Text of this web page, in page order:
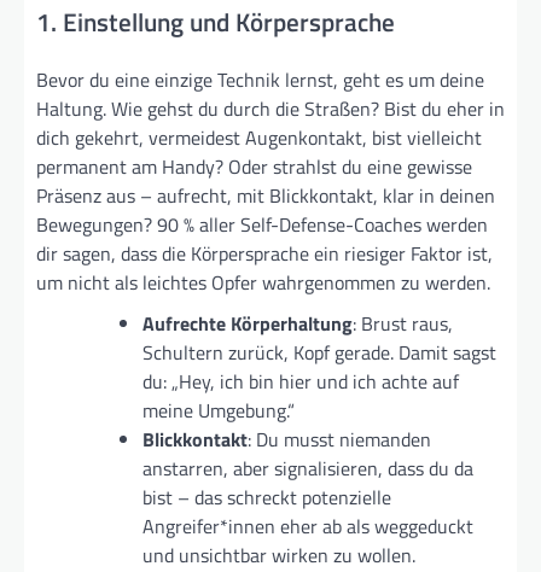
1. Einstellung und Körpersprache
Bevor du eine einzige Technik lernst, geht es um deine
Haltung. Wie gehst du durch die Straßen? Bist du eher in
dich gekehrt, vermeidest Augenkontakt, bist vielleicht
permanent am Handy? Oder strahlst du eine gewisse
Präsenz aus – aufrecht, mit Blickkontakt, klar in deinen
Bewegungen? 90 % aller Self-Defense-Coaches werden
dir sagen, dass die Körpersprache ein riesiger Faktor ist,
um nicht als leichtes Opfer wahrgenommen zu werden.
Aufrechte Körperhaltung: Brust raus,
Schultern zurück, Kopf gerade. Damit sagst
du: „Hey, ich bin hier und ich achte auf
meine Umgebung.“
Blickkontakt: Du musst niemanden
anstarren, aber signalisieren, dass du da
bist – das schreckt potenzielle
Angreifer*innen eher ab als weggeduckt
und unsichtbar wirken zu wollen.